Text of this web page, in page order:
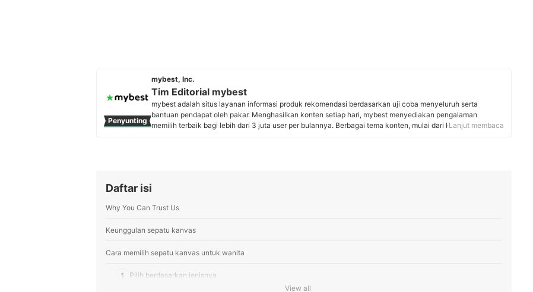
Penyunting
mybest, Inc.
Tim Editorial mybest
mybest adalah situs layanan informasi produk rekomendasi berdasarkan uji coba menyeluruh serta
bantuan pendapat oleh pakar. Menghasilkan konten setiap hari, mybest menyediakan pengalaman
memilih terbaik bagi lebih dari 3 juta user per bulannya. Berbagai tema konten, mulai dari kosmetik,
Lanjut membaca
Daftar isi
Why You Can Trust Us
Keunggulan sepatu kanvas
Cara memilih sepatu kanvas untuk wanita
1 Pilih berdasarkan jenisnya
View all